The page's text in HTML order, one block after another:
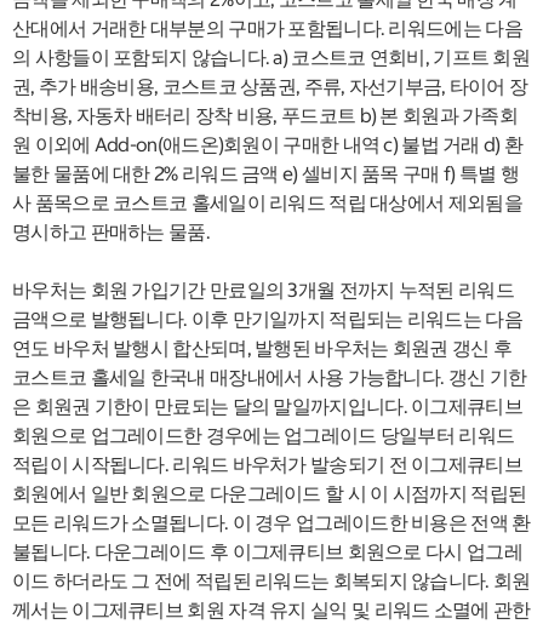
산대에서 거래한 대부분의 구매가 포함됩니다. 리워드에는 다음
의 사항들이 포함되지 않습니다. a) 코스트코 연회비, 기프트 회원
권, 추가 배송비용, 코스트코 상품권, 주류, 자선기부금, 타이어 장
착비용, 자동차 배터리 장착 비용, 푸드코트 b) 본 회원과 가족회
원 이외에 Add-on(애드온)회원이 구매한 내역 c) 불법 거래 d) 환
불한 물품에 대한 2% 리워드 금액 e) 셀비지 품목 구매 f) 특별 행
사 품목으로 코스트코 홀세일이 리워드 적립 대상에서 제외됨을
명시하고 판매하는 물품.
바우처는 회원 가입기간 만료일의 3개월 전까지 누적된 리워드
금액으로 발행됩니다. 이후 만기일까지 적립되는 리워드는 다음
연도 바우처 발행시 합산되며, 발행된 바우처는 회원권 갱신 후
코스트코 홀세일 한국내 매장내에서 사용 가능합니다. 갱신 기한
은 회원권 기한이 만료되는 달의 말일까지입니다. 이그제큐티브
회원으로 업그레이드한 경우에는 업그레이드 당일부터 리워드
적립이 시작됩니다. 리워드 바우처가 발송되기 전 이그제큐티브
회원에서 일반 회원으로 다운그레이드 할 시 이 시점까지 적립된
모든 리워드가 소멸됩니다. 이 경우 업그레이드한 비용은 전액 환
불됩니다. 다운그레이드 후 이그제큐티브 회원으로 다시 업그레
이드 하더라도 그 전에 적립된 리워드는 회복되지 않습니다. 회원
께서는 이그제큐티브 회원 자격 유지 실익 및 리워드 소멸에 관한